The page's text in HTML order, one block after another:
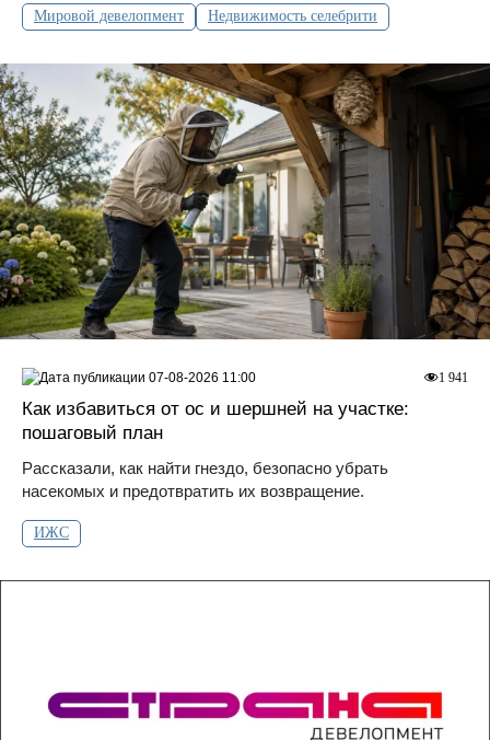
Мировой девелопмент Недвижимость селебрити
Как избавиться от ос и шершней на участке:
пошаговый план
Рассказали, как найти гнездо, безопасно убрать
насекомых и предотвратить их возвращение.
ИЖС
1 941
07-08-2026 11:00